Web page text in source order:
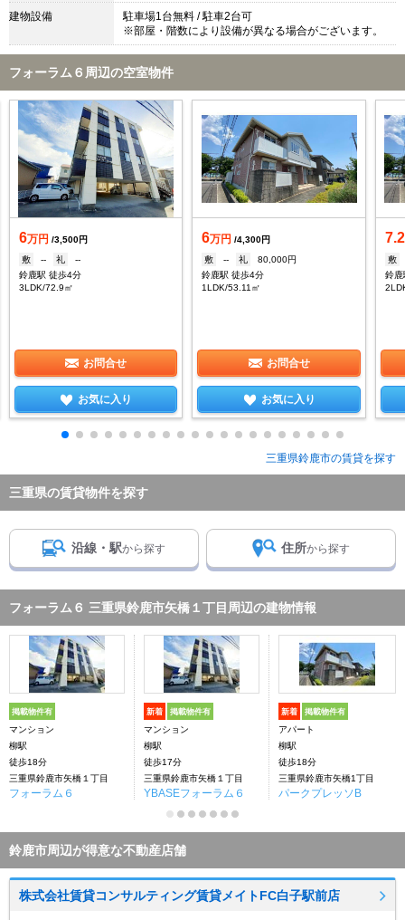
建物設備
駐車場1台無料 / 駐車2台可
※部屋・階数により設備が異なる場合がございます。
フォーラム６周辺の空室物件
6万円 /3,500円
敷
-- 礼
--
鈴鹿駅 徒歩4分
3LDK/72.9㎡
お問合せ
お気に入り
6万円 /4,300円
敷
-- 礼
80,000円
鈴鹿駅 徒歩4分
1LDK/53.11㎡
お問合せ
お気に入り
7.2
敷
鈴鹿
三重県鈴鹿市の賃貸を探す
三重県の賃貸物件を探す
沿線・駅から探す 住所から探す
フォーラム６ 三重県鈴鹿市矢橋１丁目周辺の建物情報
掲載物件有
マンション
柳駅
徒歩18分
三重県鈴鹿市矢橋１丁目
フォーラム６
新着 掲載物件有
マンション
柳駅
徒歩17分
三重県鈴鹿市矢橋１丁目
YBASEフォーラム６
新着 掲載物件有
アパート
柳駅
徒歩18分
三重県鈴鹿市矢橋1丁目
パークプレッソB
鈴鹿市周辺が得意な不動産店舗
株式会社賃貸コンサルティング賃貸メイトFC白子駅前店